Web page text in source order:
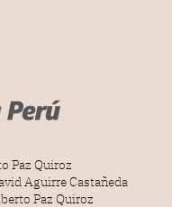
Paz Quiroz
Aguirre Castañeda
Paz Quiroz